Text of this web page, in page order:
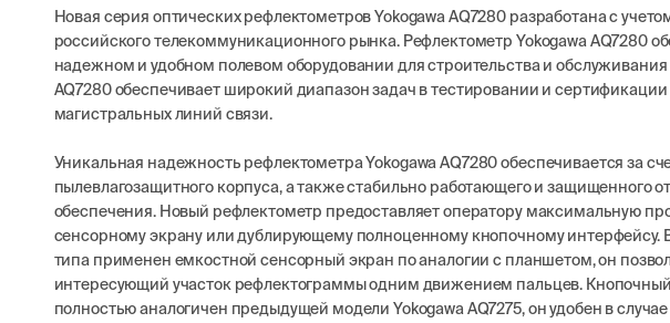
Новая серия оптических рефлектометров Yokogawa AQ7280 разработана с
российского телекоммуникационного рынка. Рефлектометр Yokogawa AQ7280
надежном и удобном полевом оборудовании для строительства и обслуживания
AQ7280 обеспечивает широкий диапазон задач в тестировании и
магистральных линий связи.
Уникальная надежность рефлектометра Yokogawa AQ7280 обеспечивается за
пылевлагозащитного корпуса, а также стабильно работающего и защищенного
обеспечения. Новый рефлектометр предоставляет оператору максимальную
сенсорному экрану или дублирующему полноценному кнопочному интерфейсу.
типа применен емкостной сенсорный экран по аналогии с планшетом, он
интересующий участок рефлектограммы одним движением пальцев.
полностью аналогичен предыдущей модели Yokogawa AQ7275, он удобен в